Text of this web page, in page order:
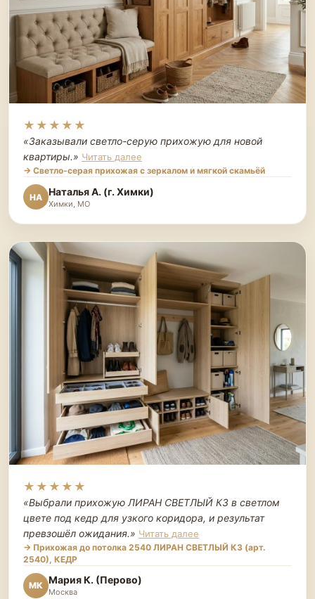
★★★★★
«Заказывали светло-серую прихожую для новой
квартиры.» Читать далее
→ Светло-серая прихожая с зеркалом и мягкой скамьёй
НА Наталья А. (г. Химки)
Химки, МО
★★★★★
«Выбрали прихожую ЛИРАН СВЕТЛЫЙ К3 в светлом
цвете под кедр для узкого коридора, и результат
превзошёл ожидания.» Читать далее
→ Прихожая до потолка 2540 ЛИРАН СВЕТЛЫЙ К3 (арт.
2540), КЕДР
МК Мария К. (Перово)
Москва